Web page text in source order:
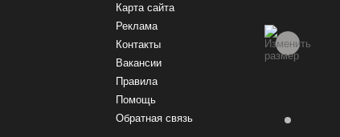
Карта сайта
Реклама
Контакты
Вакансии
Правила
Помощь
Обратная связь